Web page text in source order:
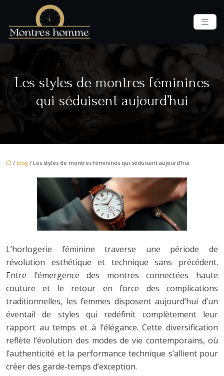
Les styles de montres féminines
qui séduisent aujourd’hui
/ blog / Les styles de montres féminines qui séduisent aujourd’hui
L’horlogerie féminine traverse une période de
révolution esthétique et technique sans précédent.
Entre l’émergence des montres connectées haute
couture et le retour en force des complications
traditionnelles, les femmes disposent aujourd’hui d’un
éventail de styles qui redéfinit complètement leur
rapport au temps et à l’élégance. Cette diversification
reflète l’évolution des modes de vie contemporains, où
l’authenticité et la performance technique s’allient pour
créer des garde-temps d’exception.